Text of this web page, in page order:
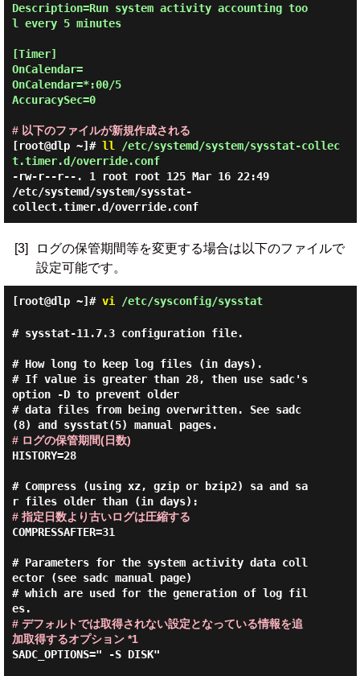
Description=Run system activity accounting too
l every 5 minutes
[Timer]
OnCalendar=
OnCalendar=*:00/5
AccuracySec=0
# 以下のファイルが新規作成される
[root@dlp ~]# ll /etc/systemd/system/sysstat-collec
t.timer.d/override.conf
-rw-r--r--. 1 root root 125 Mar 16 22:49
/etc/systemd/system/sysstat-
collect.timer.d/override.conf
[3]
ログの保管期間等を変更する場合は以下のファイルで
設定可能です。
[root@dlp ~]# vi /etc/sysconfig/sysstat
# sysstat-11.7.3 configuration file.
# How long to keep log files (in days).
# If value is greater than 28, then use sadc's
option -D to prevent older
# data files from being overwritten. See sadc
# ログの保管期間(日数)
HISTORY=28
# Compress (using xz, gzip or bzip2) sa and sa
# 指定日数より古いログは圧縮する
COMPRESSAFTER=31
# Parameters for the system activity data coll
ector (see sadc manual page)
# which are used for the generation of log fil
# デフォルトでは取得されない設定となっている情報を追
加取得するオプション *1
SADC_OPTIONS=" -S DISK"